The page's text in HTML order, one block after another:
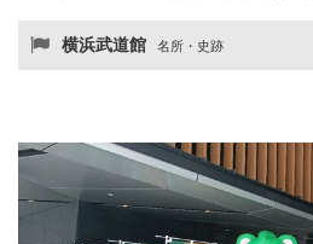
横浜武道館 名所・史跡